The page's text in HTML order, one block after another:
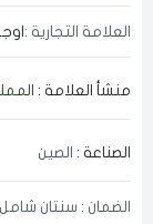
العلامة التجارية :
منشأ العلامة :
الصناعة : الصين
الضمان : سنتان شامل و 5 سنوات على